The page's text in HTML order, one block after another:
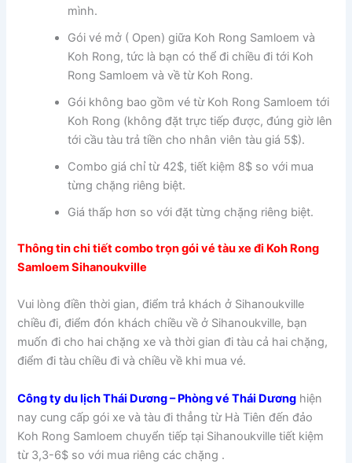
mình.
Gói vé mở ( Open) giữa Koh Rong Samloem và
Koh Rong, tức là bạn có thể đi chiều đi tới Koh
Rong Samloem và về từ Koh Rong.
Gói không bao gồm vé từ Koh Rong Samloem tới
Koh Rong (không đặt trực tiếp được, đúng giờ lên
tới cầu tàu trả tiền cho nhân viên tàu giá 5$).
Combo giá chỉ từ 42$, tiết kiệm 8$ so với mua
từng chặng riêng biệt.
Giá thấp hơn so với đặt từng chặng riêng biệt.
Thông tin chi tiết combo trọn gói vé tàu xe đi Koh Rong
Samloem Sihanoukville
Vui lòng điền thời gian, điểm trả khách ở Sihanoukville
chiều đi, điểm đón khách chiều về ở Sihanoukville, bạn
muốn đi cho hai chặng xe và thời gian đi tàu cả hai chặng,
điểm đi tàu chiều đi và chiều về khi mua vé.
Công ty du lịch Thái Dương – Phòng vé Thái Dương hiện
nay cung cấp gói xe và tàu đi thẳng từ Hà Tiên đến đảo
Koh Rong Samloem chuyển tiếp tại Sihanoukville tiết kiệm
từ 3,3-6$ so với mua riêng các chặng .